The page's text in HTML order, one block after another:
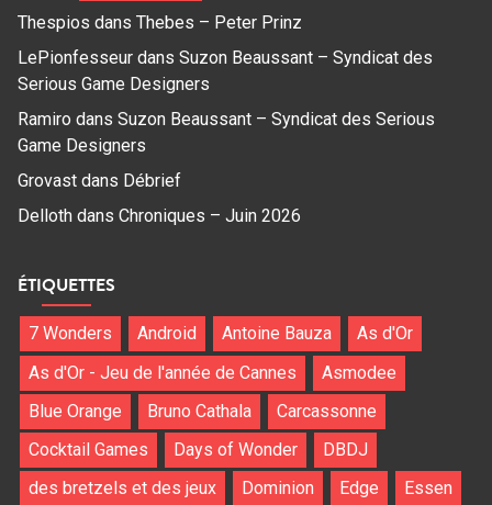
Thespios dans Thebes – Peter Prinz
LePionfesseur dans Suzon Beaussant – Syndicat des
Serious Game Designers
Ramiro dans Suzon Beaussant – Syndicat des Serious
Game Designers
Grovast dans Débrief
Delloth dans Chroniques – Juin 2026
ÉTIQUETTES
7 Wonders Android Antoine Bauza
As d'Or
As d'Or - Jeu de l'année de Cannes
Asmodee
Blue Orange
Bruno Cathala
Carcassonne
Cocktail Games
Days of Wonder
DBDJ
des bretzels et des jeux
Dominion Edge
Essen